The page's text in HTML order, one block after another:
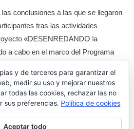
conclusiones a las que se llegaron
tras las actividades
«DESENREDANDO la
a cabo en el marco del Programa
y de terceros para garantizar el
medir su uso y mejorar nuestros
todas las cookies, rechazar las no
sus preferencias. Política de cookies
Aceptar todo